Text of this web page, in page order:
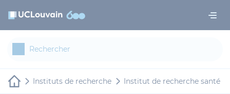
Instituts de recherche Institut de recherche santé